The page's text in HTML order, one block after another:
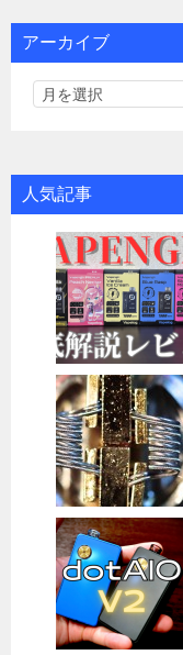
アーカイブ
人気記事